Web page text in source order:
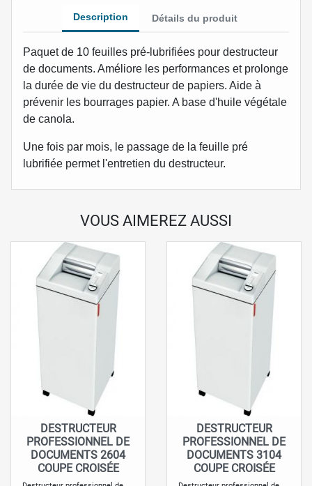
Description Détails du produit
Paquet de 10 feuilles pré-lubrifiées pour destructeur
de documents. Améliore les performances et prolonge
la durée de vie du destructeur de papiers. Aide à
prévenir les bourrages papier. A base d'huile végétale
de canola.
Une fois par mois, le passage de la feuille pré
lubrifiée permet l'entretien du destructeur.
VOUS AIMEREZ AUSSI
DESTRUCTEUR
PROFESSIONNEL DE
DOCUMENTS 2604
COUPE CROISÉE
DESTRUCTEUR
PROFESSIONNEL DE
DOCUMENTS 3104
COUPE CROISÉE